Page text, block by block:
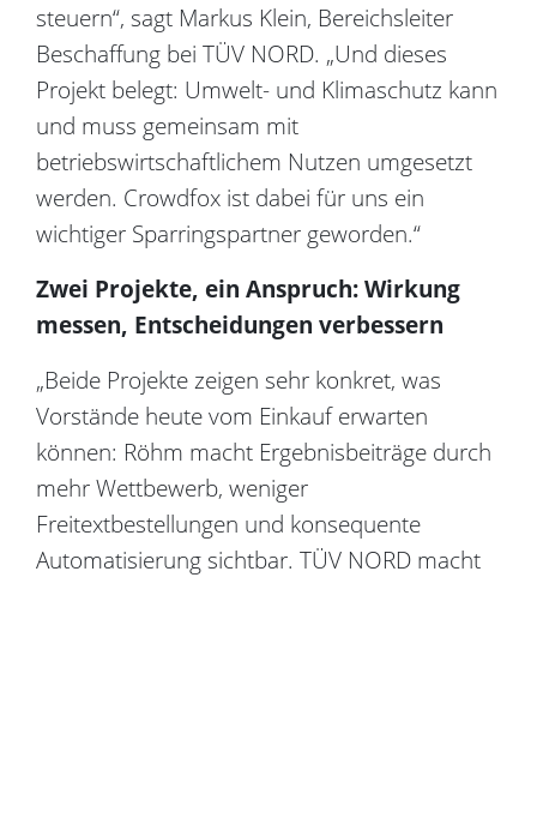
steuern“, sagt Markus Klein, Bereichsleiter
Beschaffung bei TÜV NORD. „Und dieses
Projekt belegt: Umwelt- und Klimaschutz kann
und muss gemeinsam mit
betriebswirtschaftlichem Nutzen umgesetzt
werden. Crowdfox ist dabei für uns ein
wichtiger Sparringspartner geworden.“
Zwei Projekte, ein Anspruch: Wirkung
messen, Entscheidungen verbessern
„Beide Projekte zeigen sehr konkret, was
Vorstände heute vom Einkauf erwarten
können: Röhm macht Ergebnisbeiträge durch
mehr Wettbewerb, weniger
Freitextbestellungen und konsequente
Automatisierung sichtbar. TÜV NORD macht